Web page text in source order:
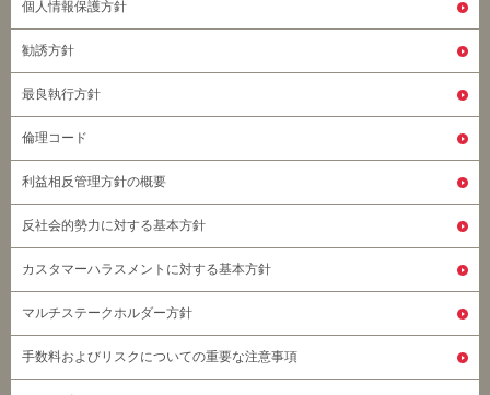
個人情報保護方針
勧誘方針
最良執行方針
倫理コード
利益相反管理方針の概要
反社会的勢力に対する基本方針
カスタマーハラスメントに対する基本方針
マルチステークホルダー方針
手数料およびリスクについての重要な注意事項